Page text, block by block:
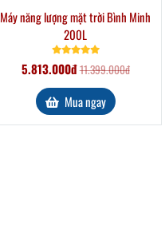
Máy năng lượng mặt trời Bình Minh
200L
5.813.000đ11.399.000đ
Mua ngay